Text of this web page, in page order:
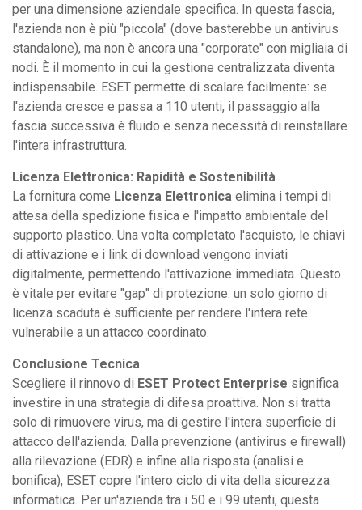
per una dimensione aziendale specifica. In questa fascia,
l'azienda non è più "piccola" (dove basterebbe un antivirus
standalone), ma non è ancora una "corporate" con migliaia di
nodi. È il momento in cui la gestione centralizzata diventa
indispensabile. ESET permette di scalare facilmente: se
l'azienda cresce e passa a 110 utenti, il passaggio alla
fascia successiva è fluido e senza necessità di reinstallare
l'intera infrastruttura.
Licenza Elettronica: Rapidità e Sostenibilità
La fornitura come Licenza Elettronica elimina i tempi di
attesa della spedizione fisica e l'impatto ambientale del
supporto plastico. Una volta completato l'acquisto, le chiavi
di attivazione e i link di download vengono inviati
digitalmente, permettendo l'attivazione immediata. Questo
è vitale per evitare "gap" di protezione: un solo giorno di
licenza scaduta è sufficiente per rendere l'intera rete
vulnerabile a un attacco coordinato.
Conclusione Tecnica
Scegliere il rinnovo di ESET Protect Enterprise significa
investire in una strategia di difesa proattiva. Non si tratta
solo di rimuovere virus, ma di gestire l'intera superficie di
attacco dell'azienda. Dalla prevenzione (antivirus e firewall)
alla rilevazione (EDR) e infine alla risposta (analisi e
bonifica), ESET copre l'intero ciclo di vita della sicurezza
informatica. Per un'azienda tra i 50 e i 99 utenti, questa